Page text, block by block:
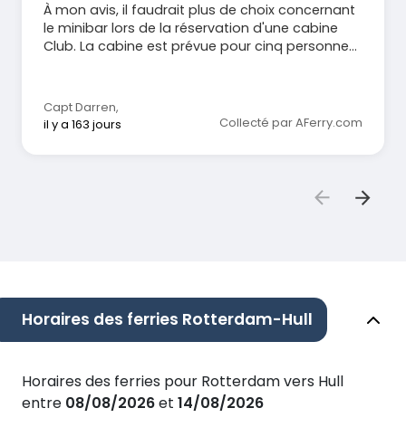
À mon avis, il faudrait plus de choix concernant
le minibar lors de la réservation d'une cabine
Club. La cabine est prévue pour cinq personnes,
de meilleure qualité.
Capt Darren,
il y a 163 jours
Collecté par AFerry.com
Horaires des ferries Rotterdam-Hull
Horaires des ferries pour Rotterdam vers Hull
entre 08/08/2026et 14/08/2026